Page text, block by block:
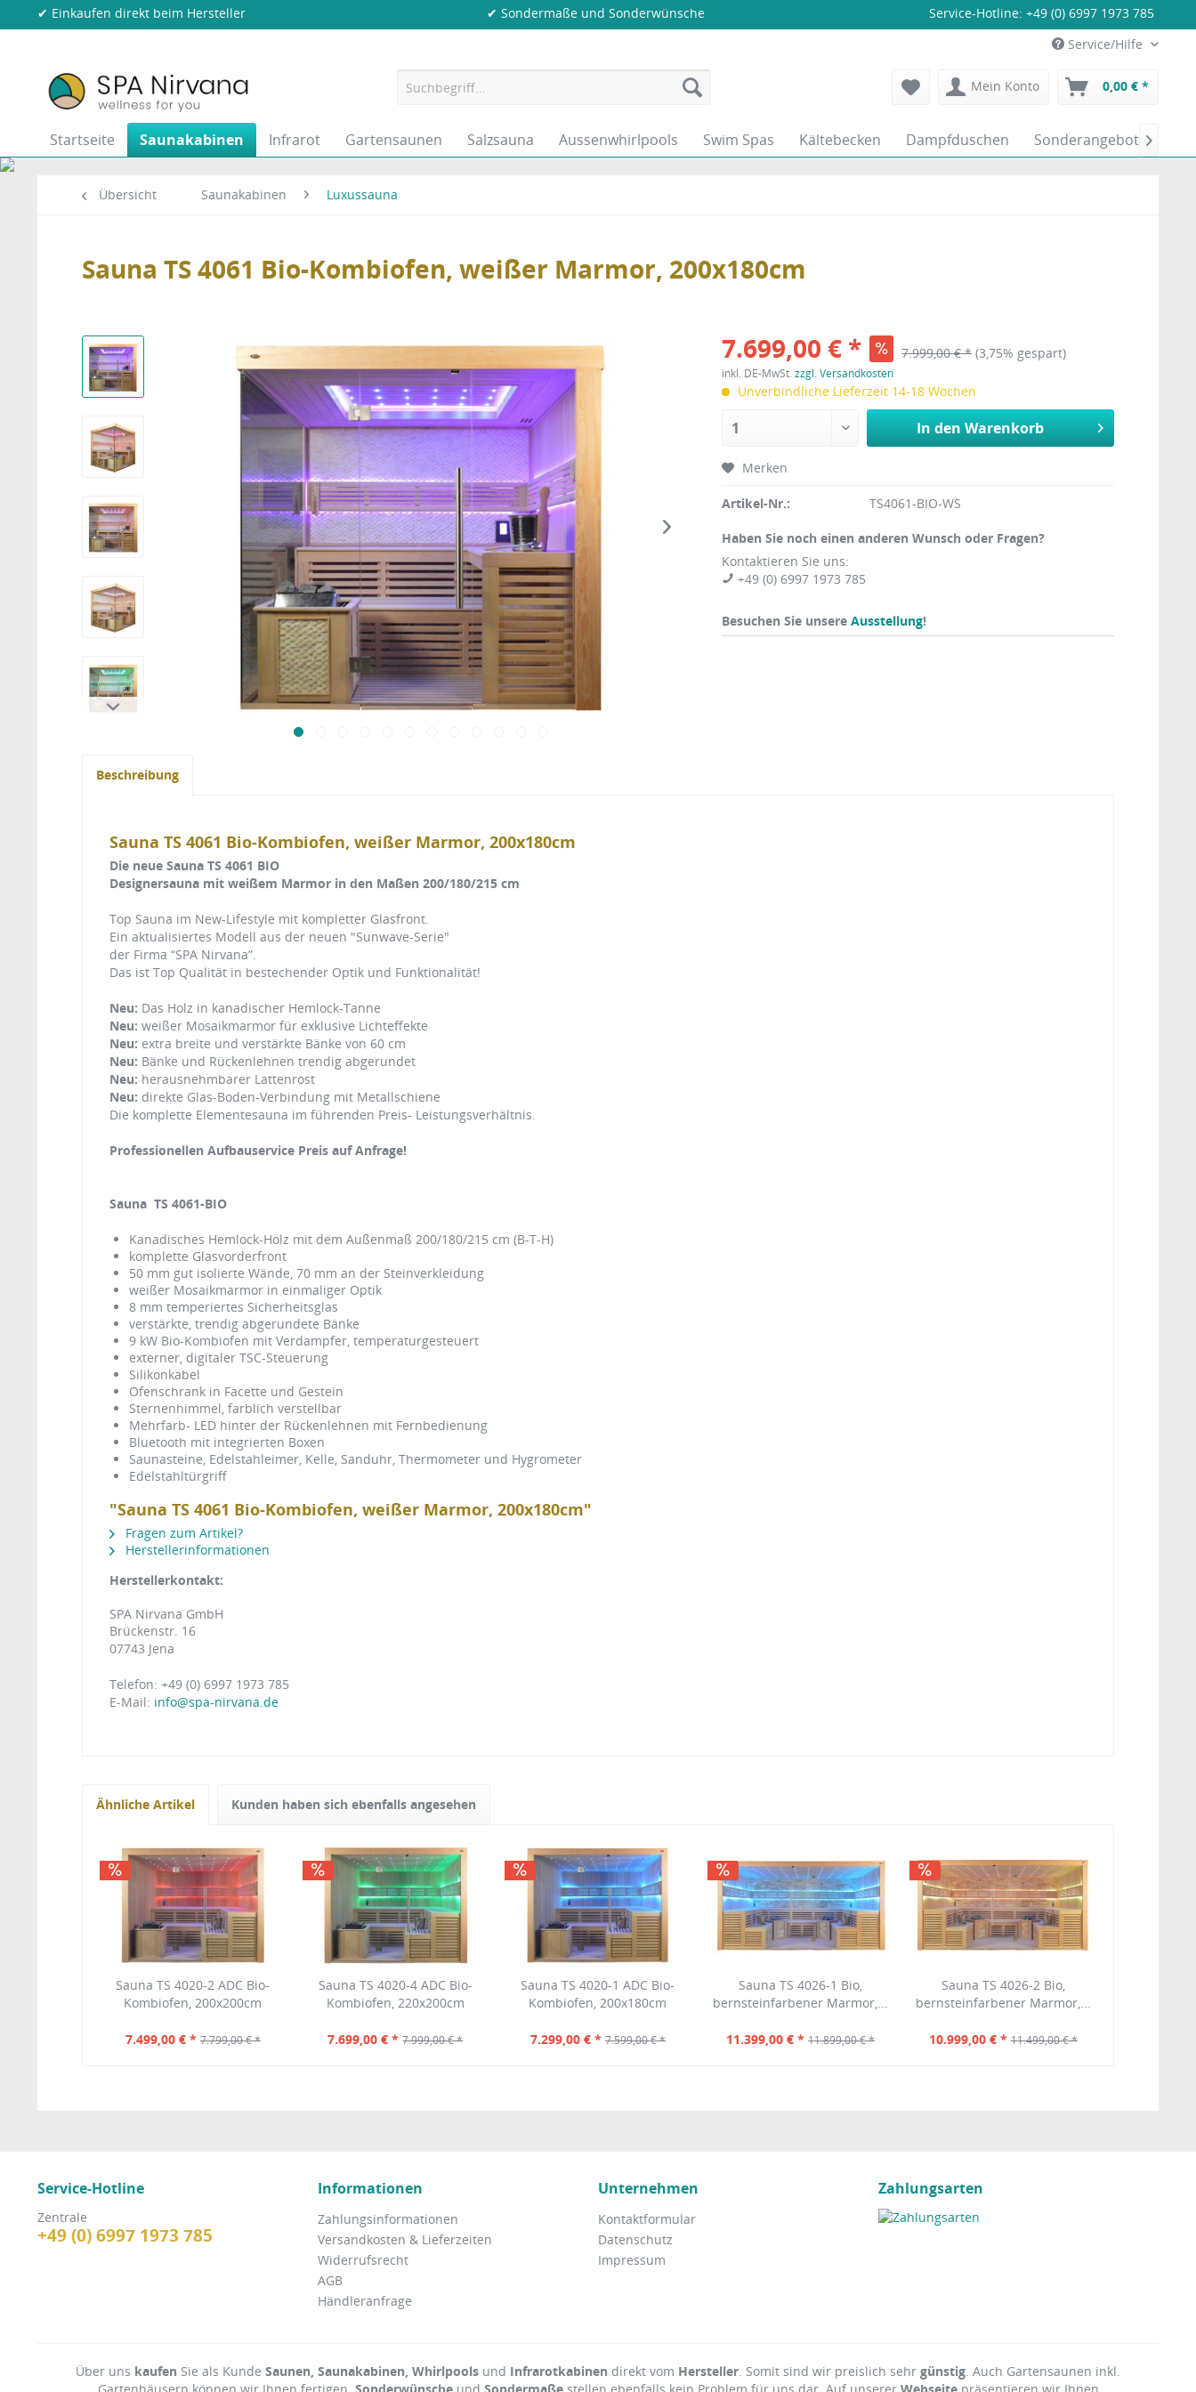
✔ Einkaufen direkt beim Hersteller ✔ Sondermaße und Sonderwünsche Service-Hotline:+49 (0) 6997 1973 785
Service/Hilfe
Mein Konto 0,00 € *
Startseite Saunakabinen Infrarot Gartensaunen Salzsauna Aussenwhirlpools Swim Spas Kältebecken Dampfduschen Sonderangebote
Übersicht Saunakabinen Luxussauna
Sauna TS 4061 Bio-Kombiofen, weißer Marmor, 200x180cm
7.699,00 € * 7.999,00 € * (3,75% gespart)
inkl. DE-MwSt.zzgl. Versandkosten
Unverbindliche Lieferzeit 14-18 Wochen
In den Warenkorb
Merken
Artikel-Nr.: TS4061-BIO-WS
Haben Sie noch einen anderen Wunsch oder Fragen?
Kontaktieren Sie uns:
+49 (0) 6997 1973 785
Besuchen Sie unsereAusstellung!
Beschreibung
Sauna TS 4061 Bio-Kombiofen, weißer Marmor, 200x180cm
Die neue Sauna TS 4061 BIO
Designersauna mit weißem Marmor in den Maßen 200/180/215 cm
Top Sauna im New-Lifestyle mit kompletter Glasfront.
Ein aktualisiertes Modell aus der neuen "Sunwave-Serie"
der Firma “SPA Nirvana”.
Das ist Top Qualität in bestechender Optik und Funktionalität!
Neu: Das Holz in kanadischer Hemlock-Tanne
Neu: weißer Mosaikmarmor für exklusive Lichteffekte
Neu: extra breite und verstärkte Bänke von 60 cm
Neu: Bänke und Rückenlehnen trendig abgerundet
Neu: herausnehmbarer Lattenrost
Neu: direkte Glas-Boden-Verbindung mit Metallschiene
Die komplette Elementesauna im führenden Preis- Leistungsverhältnis.
Professionellen Aufbauservice Preis auf Anfrage!
Sauna TS 4061-BIO
Kanadisches Hemlock-Holz mit dem Außenmaß 200/180/215 cm (B-T-H)
komplette Glasvorderfront
50 mm gut isolierte Wände, 70 mm an der Steinverkleidung
weißer Mosaikmarmor in einmaliger Optik
8 mm temperiertes Sicherheitsglas
verstärkte, trendig abgerundete Bänke
9 kW Bio-Kombiofen mit Verdampfer, temperaturgesteuert
externer, digitaler TSC-Steuerung
Silikonkabel
Ofenschrank in Facette und Gestein
Sternenhimmel, farblich verstellbar
Mehrfarb- LED hinter der Rückenlehnen mit Fernbedienung
Bluetooth mit integrierten Boxen
Saunasteine, Edelstahleimer, Kelle, Sanduhr, Thermometer und Hygrometer
Edelstahltürgriff
"Sauna TS 4061 Bio-Kombiofen, weißer Marmor, 200x180cm"
Fragen zum Artikel?
Herstellerinformationen
Herstellerkontakt:
SPA Nirvana GmbH
Brückenstr. 16
07743 Jena
Telefon: +49 (0) 6997 1973 785
E-Mail: info@spa-nirvana.de
Ähnliche Artikel Kunden haben sich ebenfalls angesehen
Sauna TS 4020-2 ADC Bio-
Kombiofen, 200x200cm
7.499,00 € * 7.799,00 € *
Sauna TS 4020-4 ADC Bio-
Kombiofen, 220x200cm
7.699,00 € * 7.999,00 € *
Sauna TS 4020-1 ADC Bio-
Kombiofen, 200x180cm
7.299,00 € * 7.599,00 € *
Sauna TS 4026-1 Bio,
bernsteinfarbener Marmor,...
11.399,00 € * 11.899,00 € *
Sauna TS 4026-2 Bio,
bernsteinfarbener Marmor,...
10.999,00 € * 11.499,00 € *
Service-Hotline
Zentrale
+49 (0) 6997 1973 785
Informationen
Zahlungsinformationen
Versandkosten & Lieferzeiten
Widerrufsrecht
AGB
Händleranfrage
Unternehmen
Kontaktformular
Datenschutz
Impressum
Zahlungsarten
Über uns kaufen Sie als Kunde Saunen, Saunakabinen, Whirlpools und Infrarotkabinen direkt vom Hersteller. Somit sind wir preislich sehr günstig. Auch Gartensaunen inkl.